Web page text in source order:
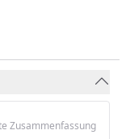
Zusammenfassung